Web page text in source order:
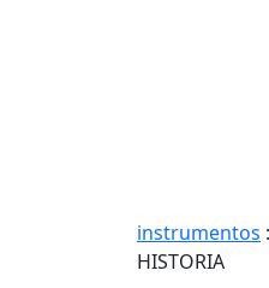
instrumentos
HISTORIA